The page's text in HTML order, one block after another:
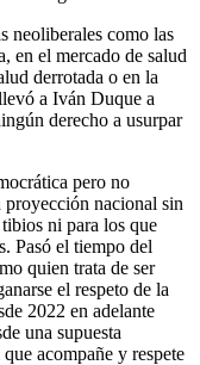
neoliberales como las
en el mercado de salud
derrotada o en la
a Iván Duque a
derecho a usurpar
pero no
proyección nacional sin
ni para los que
Pasó el tiempo del
quien trata de ser
el respeto de la
2022 en adelante
una supuesta
acompañe y respete